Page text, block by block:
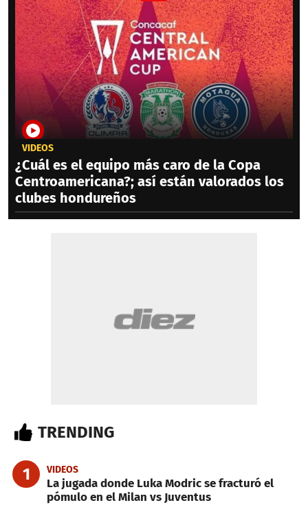
VIDEOS
¿Cuál es el equipo más caro de la Copa
Centroamericana?; así están valorados los
clubes hondureños
TRENDING
1 VIDEOS
La jugada donde Luka Modric se fracturó el
pómulo en el Milan vs Juventus